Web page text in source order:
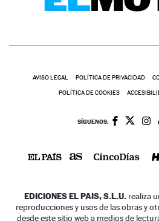
AVISO LEGAL POLÍTICA DE PRIVACIDAD
POLÍTICA DE COOKIES
SÍGUENOS:
EDICIONES EL PAIS, S.L.U. realiza
reproducciones y usos de las obras y
desde este sitio web a medios de